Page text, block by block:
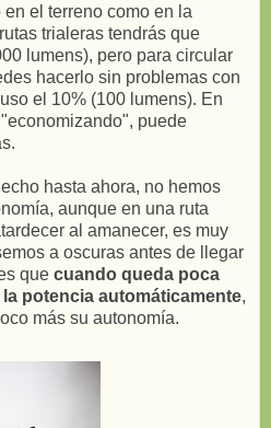
el terreno como en la
trialeras tendrás que
lumens), pero para circular
hacerlo sin problemas con
el 10% (100 lumens). En
puede
hasta ahora, no hemos
aunque en una ruta
al amanecer, es muy
a oscuras antes de llegar
que cuando queda poca
potencia automáticamente,
más su autonomía.